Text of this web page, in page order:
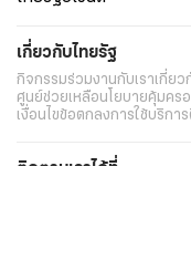
เกี่ยวกับไทยรัฐ
กิจกรรมร่วมงานกับเราเกี่ยว
ศูนย์ช่วยเหลือนโยบายคุ้มคร
เงื่อนไขข้อตกลงการใช้บริการ
ติดตามเราได้ที่